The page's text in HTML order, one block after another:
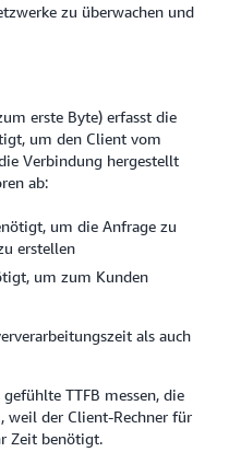
zu überwachen und
erste Byte) erfasst die
um den Client vom
Verbindung hergestellt
ab:
um die Anfrage zu
erstellen
um zum Kunden
als auch
TTFB messen, die
weil der Client-Rechner für
Zeit benötigt.